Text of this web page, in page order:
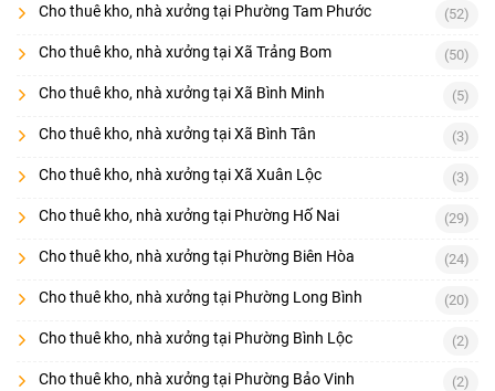
Cho thuê kho, nhà xưởng tại Phường Tam Phước (52)
Cho thuê kho, nhà xưởng tại Xã Trảng Bom (50)
Cho thuê kho, nhà xưởng tại Xã Bình Minh (5)
Cho thuê kho, nhà xưởng tại Xã Bình Tân (3)
Cho thuê kho, nhà xưởng tại Xã Xuân Lộc (3)
Cho thuê kho, nhà xưởng tại Phường Hố Nai (29)
Cho thuê kho, nhà xưởng tại Phường Biên Hòa (24)
Cho thuê kho, nhà xưởng tại Phường Long Bình (20)
Cho thuê kho, nhà xưởng tại Phường Bình Lộc (2)
Cho thuê kho, nhà xưởng tại Phường Bảo Vinh (2)